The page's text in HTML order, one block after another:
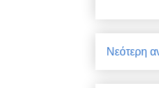
Νεότερη